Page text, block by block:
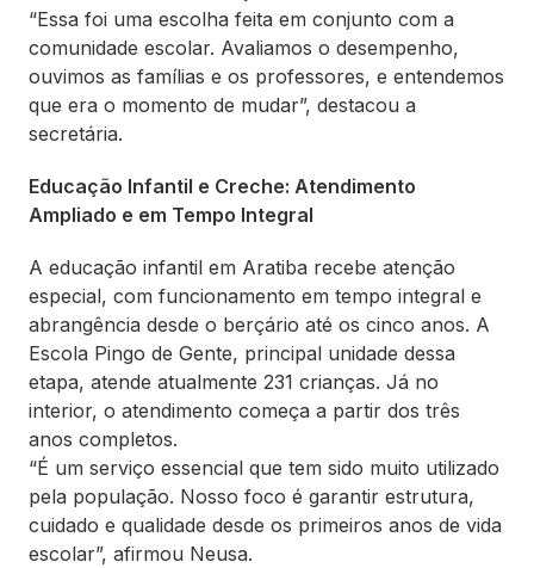
“Essa foi uma escolha feita em conjunto com a
comunidade escolar. Avaliamos o desempenho,
ouvimos as famílias e os professores, e entendemos
que era o momento de mudar”, destacou a
secretária.
Educação Infantil e Creche: Atendimento
Ampliado e em Tempo Integral
A educação infantil em Aratiba recebe atenção
especial, com funcionamento em tempo integral e
abrangência desde o berçário até os cinco anos. A
Escola Pingo de Gente, principal unidade dessa
etapa, atende atualmente 231 crianças. Já no
interior, o atendimento começa a partir dos três
anos completos.
“É um serviço essencial que tem sido muito utilizado
pela população. Nosso foco é garantir estrutura,
cuidado e qualidade desde os primeiros anos de vida
escolar”, afirmou Neusa.